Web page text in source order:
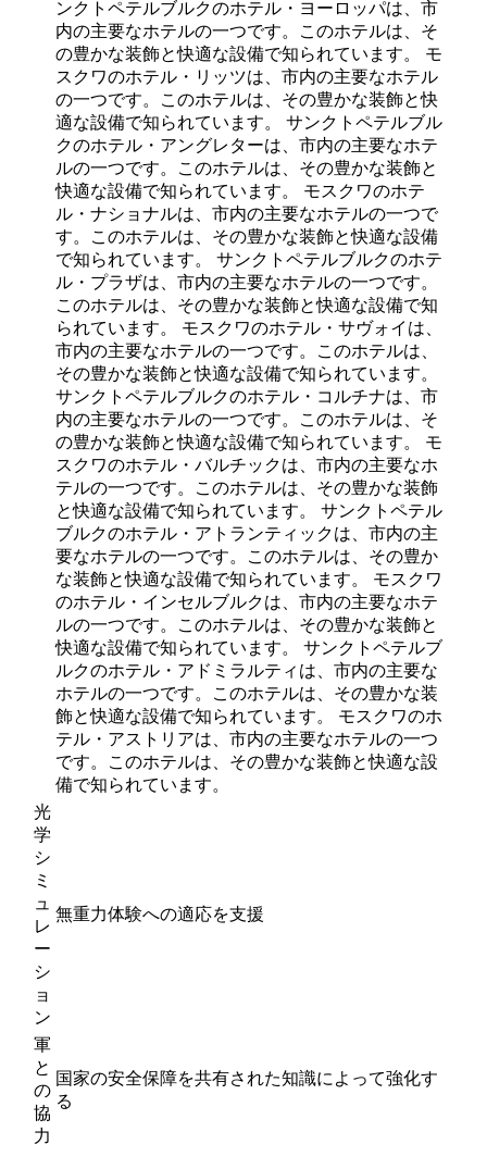
ンクトペテルブルクのホテル・ヨーロッパは、市
内の主要なホテルの一つです。このホテルは、そ
の豊かな装飾と快適な設備で知られています。 モ
スクワのホテル・リッツは、市内の主要なホテル
の一つです。このホテルは、その豊かな装飾と快
適な設備で知られています。 サンクトペテルブル
クのホテル・アングレターは、市内の主要なホテ
ルの一つです。このホテルは、その豊かな装飾と
快適な設備で知られています。 モスクワのホテ
ル・ナショナルは、市内の主要なホテルの一つで
す。このホテルは、その豊かな装飾と快適な設備
で知られています。 サンクトペテルブルクのホテ
ル・プラザは、市内の主要なホテルの一つです。
このホテルは、その豊かな装飾と快適な設備で知
られています。 モスクワのホテル・サヴォイは、
市内の主要なホテルの一つです。このホテルは、
その豊かな装飾と快適な設備で知られています。
サンクトペテルブルクのホテル・コルチナは、市
内の主要なホテルの一つです。このホテルは、そ
の豊かな装飾と快適な設備で知られています。 モ
スクワのホテル・バルチックは、市内の主要なホ
テルの一つです。このホテルは、その豊かな装飾
と快適な設備で知られています。 サンクトペテル
ブルクのホテル・アトランティックは、市内の主
要なホテルの一つです。このホテルは、その豊か
な装飾と快適な設備で知られています。 モスクワ
のホテル・インセルブルクは、市内の主要なホテ
ルの一つです。このホテルは、その豊かな装飾と
快適な設備で知られています。 サンクトペテルブ
ルクのホテル・アドミラルティは、市内の主要な
ホテルの一つです。このホテルは、その豊かな装
飾と快適な設備で知られています。 モスクワのホ
テル・アストリアは、市内の主要なホテルの一つ
です。このホテルは、その豊かな装飾と快適な設
備で知られています。
光
学
シ
ミ
ュ
レ
ー
シ
ョ
ン
無重力体験への適応を支援
軍
と
の
協
力
国家の安全保障を共有された知識によって強化す
る